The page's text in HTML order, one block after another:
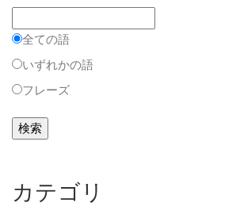
全ての語
いずれかの語
フレーズ
カテゴリ